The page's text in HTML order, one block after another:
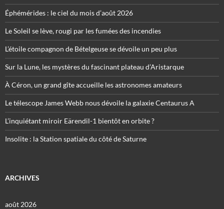
Éphémérides : le ciel du mois d’août 2026
Le Soleil se lève, rougi par les fumées des incendies
L’étoile compagnon de Bételgeuse se dévoile un peu plus
Sur la Lune, les mystères du fascinant plateau d’Aristarque
À Céron, un grand gîte accueille les astronomes amateurs
Le télescope James Webb nous dévoile la galaxie Centaurus A
L’inquiétant miroir Eärendil-1 bientôt en orbite ?
Insolite : la Station spatiale du côté de Saturne
ARCHIVES
août 2026